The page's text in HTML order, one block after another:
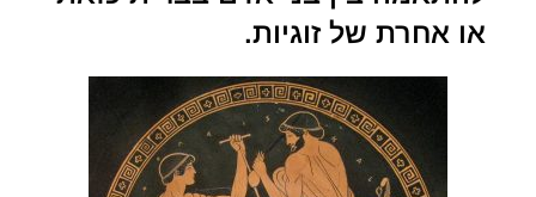
או אחרת של זוגיות.